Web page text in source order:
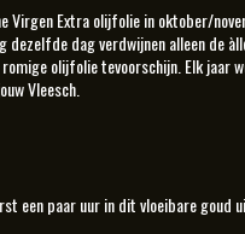
Virgen Extra olijfolie in oktober/
dezelfde dag verdwijnen alleen de
olijfolie tevoorschijn. Elk jaar
Vleesch.
een paar uur in dit vloeibare goud